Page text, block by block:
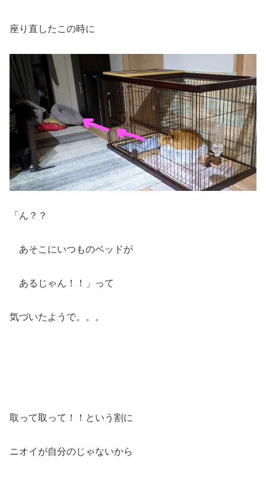
座り直したこの時に
「ん？？
あそこにいつものベッドが
あるじゃん！！」って
気づいたようで。。。
取って取って！！という割に
ニオイが自分のじゃないから